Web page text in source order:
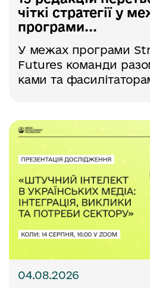
чіткі стратегії у
програми...
У межах програми
Futures команди
ками та
04.08.2026